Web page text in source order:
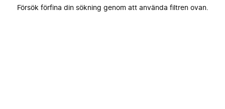
Försök förfina din sökning genom att använda filtren ovan.